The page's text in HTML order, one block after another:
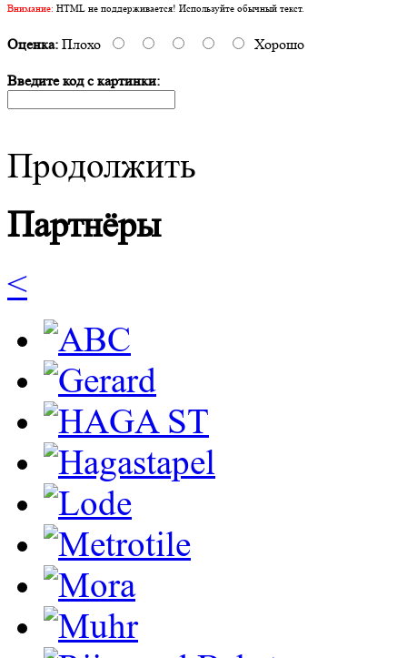
Внимание: HTML не поддерживается! Используйте обычный текст.
Оценка: Плохо Хорошо
Введите код с картинки:
Продолжить
Партнёры
<